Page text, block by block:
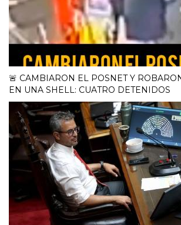
🚨 CAMBIARON EL POSNET Y
EN UNA SHELL: CUATRO DETENIDOS